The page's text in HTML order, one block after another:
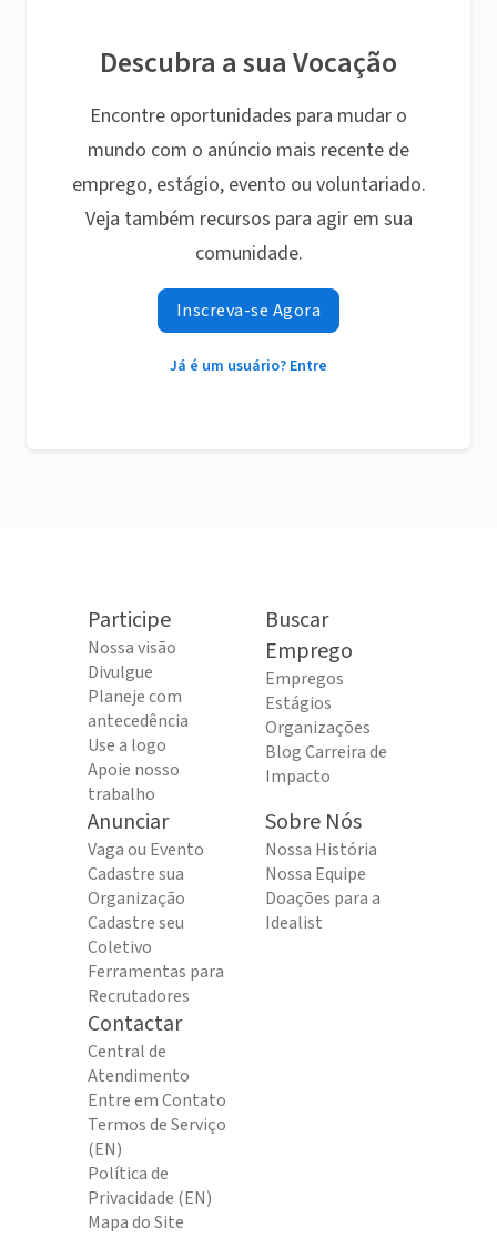
Descubra a sua Vocação
Encontre oportunidades para mudar o
mundo com o anúncio mais recente de
emprego, estágio, evento ou voluntariado.
Veja também recursos para agir em sua
comunidade.
Inscreva-se Agora
Já é um usuário? Entre
Participe
Nossa visão
Divulgue
Planeje com
antecedência
Use a logo
Apoie nosso
trabalho
Buscar
Emprego
Empregos
Estágios
Organizações
Blog Carreira de
Impacto
Anunciar
Vaga ou Evento
Cadastre sua
Organização
Cadastre seu
Coletivo
Ferramentas para
Recrutadores
Sobre Nós
Nossa História
Nossa Equipe
Doações para a
Idealist
Contactar
Central de
Atendimento
Entre em Contato
Termos de Serviço
(EN)
Política de
Privacidade (EN)
Mapa do Site